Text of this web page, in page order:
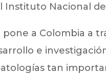
Instituto Nacional de
pone a Colombia a
e
tan